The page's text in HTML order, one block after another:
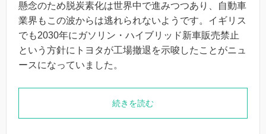
懸念のため脱炭素化は世界中で進みつつあり、自動車
業界もこの波からは逃れられないようです。イギリス
でも2030年にガソリン・ハイブリッド新車販売禁止
という方針にトヨタが工場撤退を示唆したことがニュ
ースになっていました。
続きを読む